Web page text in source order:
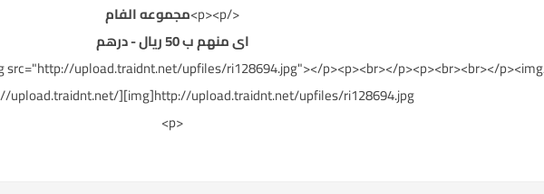
</p><p>
مجموعه الفام
اى منهم ب 50 ريال - درهم
src="http://upload.traidnt.net/upfiles/ri128694.jpg"></p><p><br></p><p><br><br></p><img
upload.traidnt.net/][img]http://upload.traidnt.net/upfiles/ri128694.jpg">
<p>